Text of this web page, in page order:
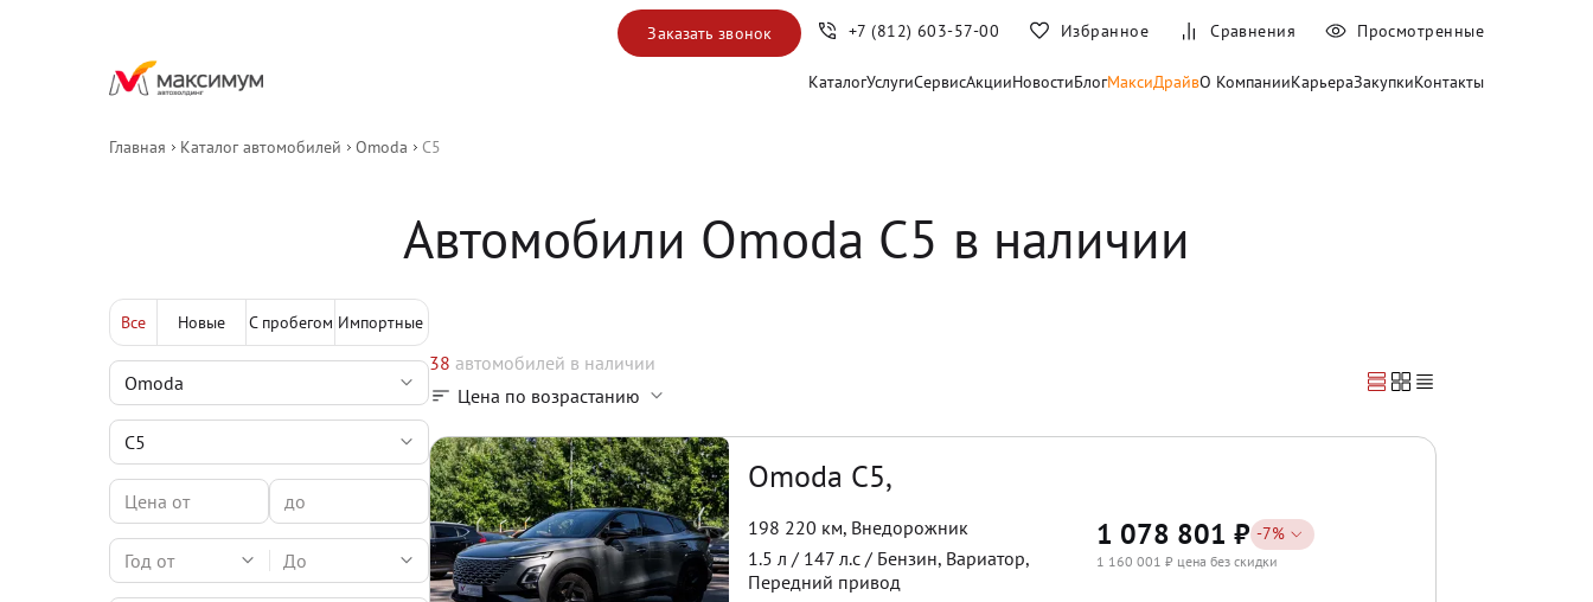
КаталогУслугиСервисАкцииНовостиБлогМаксиДрайвО КомпанииКарьераЗакупкиКонтакты
Заказать звонок +7 (812) 603-57-00 Избранное Сравнения Просмотренные
Главная Каталог автомобилей Omoda C5
Автомобили Omoda C5 в наличии
Все Новые С пробегом Импортные
Год от До
38 автомобилей в наличии
Цена по возрастанию
Omoda C5,
198 220 км, Внедорожник
1.5 л / 147л.с / Бензин, Вариатор,
Передний привод
1 078 801 ₽ -7%
1 160 001 ₽ цена без скидки